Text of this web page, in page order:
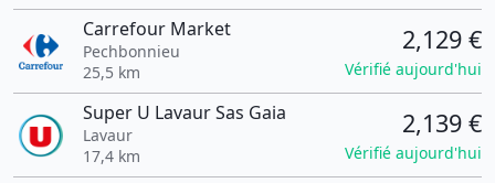
Carrefour Market
Pechbonnieu
25,5 km
2,129 €
Vérifié aujourd'hui
Super U Lavaur Sas Gaia
Lavaur
17,4 km
2,139 €
Vérifié aujourd'hui